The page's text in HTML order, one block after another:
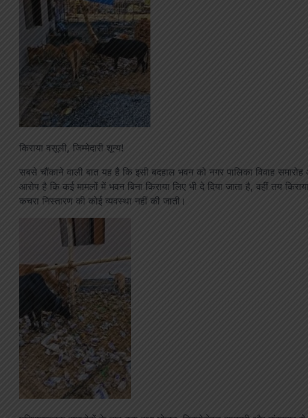
किराया वसूली, जिम्मेदारी शून्य!
सबसे चौंकाने वाली बात यह है कि इसी बदहाल भवन को नगर पालिका विवाह
आरोप है कि कई मामलों में भवन बिना किराया लिए भी दे दिया जाता है, वहीं तय
कचरा निस्तारण की कोई व्यवस्था नहीं की जाती।